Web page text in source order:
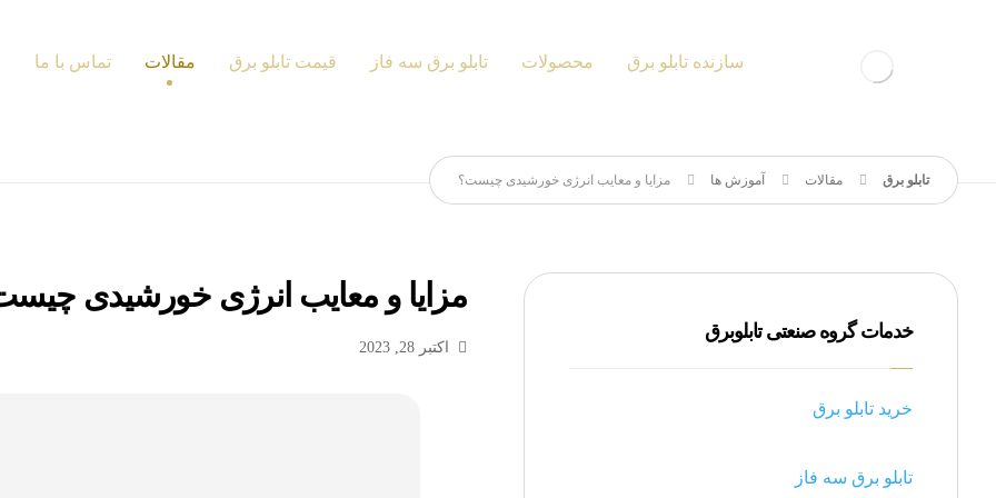
سازنده تابلو برق محصولات تابلو برق سه فاز قیمت تابلو برق مقالات تماس با ما
مقالات آموزش ها مزایا و معایب انرژی خورشیدی چیست؟
مزایا و معایب انرژی خورشیدی
اکتبر 28, 2023
خدمات گروه صنعتی تابلوبرق
خرید تابلو برق
تابلو برق سه فاز